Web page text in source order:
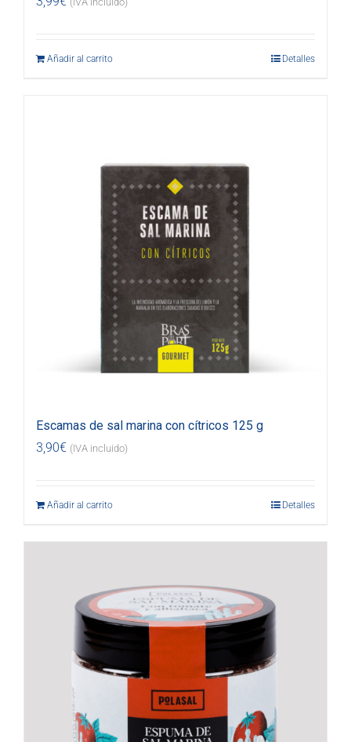
Añadir al carrito Detalles
Escamas de sal marina con cítricos 125 g
3,90€ (IVA incluido)
Añadir al carrito Detalles